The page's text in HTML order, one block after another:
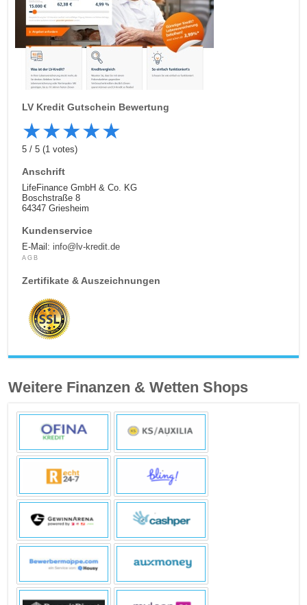
LV Kredit Gutschein Bewertung
★★★★★
5/5 (1 votes)
Anschrift
LifeFinance GmbH & Co. KG
Boschstraße 8
64347 Griesheim
Kundenservice
E-Mail:info@lv-kredit.de
AGB
Zertifikate & Auszeichnungen
Weitere Finanzen & Wetten Shops